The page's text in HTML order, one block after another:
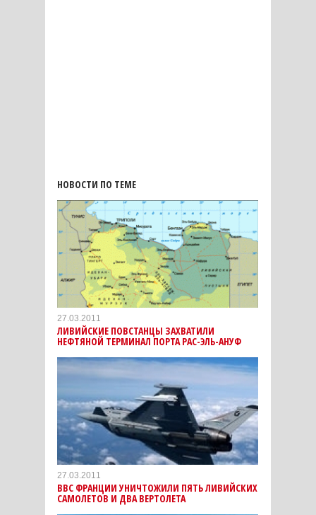
НОВОСТИ ПО ТЕМЕ
27.03.2011
ЛИВИЙСКИЕ ПОВСТАНЦЫ ЗАХВАТИЛИ
НЕФТЯНОЙ ТЕРМИНАЛ ПОРТА РАС-ЭЛЬ-АНУФ
27.03.2011
ВВС ФРАНЦИИ УНИЧТОЖИЛИ ПЯТЬ ЛИВИЙСКИХ
САМОЛЕТОВ И ДВА ВЕРТОЛЕТА